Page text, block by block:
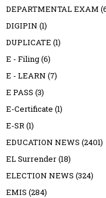
DEPARTMENTAL EXAM
DIGIPIN (1)
DUPLICATE (1)
E - Filing(6)
E - LEARN (7)
E PASS (3)
E-Certificate (1)
E-SR(1)
EDUCATION NEWS (2401)
EL Surrender(18)
ELECTION NEWS (324)
EMIS (284)